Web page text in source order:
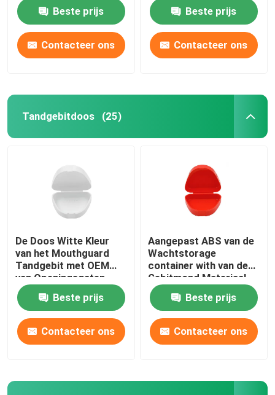
Beste prijs
Contacteer ons
Beste prijs
Contacteer ons
Tandgebitdoos (25)
De Doos Witte Kleur
van het Mouthguard
Tandgebit met OEM
van Openingsgaten
ODM
Beste prijs
Contacteer ons
Aangepast ABS van de
Wachtstorage
container with van de
Gebitmond Materiaal
Beste prijs
Contacteer ons